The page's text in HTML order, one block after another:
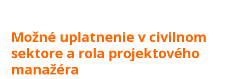
Možné uplatnenie v civilnom
sektore a rola projektového
manažéra